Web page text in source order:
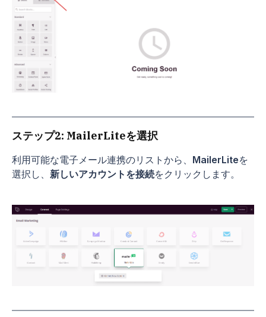
ステップ2: MailerLiteを選択
利用可能な電子メール連携のリストから、 MailerLiteを
選択し、 新しいアカウントを接続をクリックします。